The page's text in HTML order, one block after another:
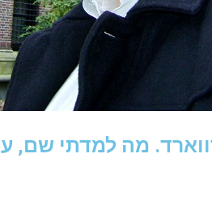
מה למדתי שם,